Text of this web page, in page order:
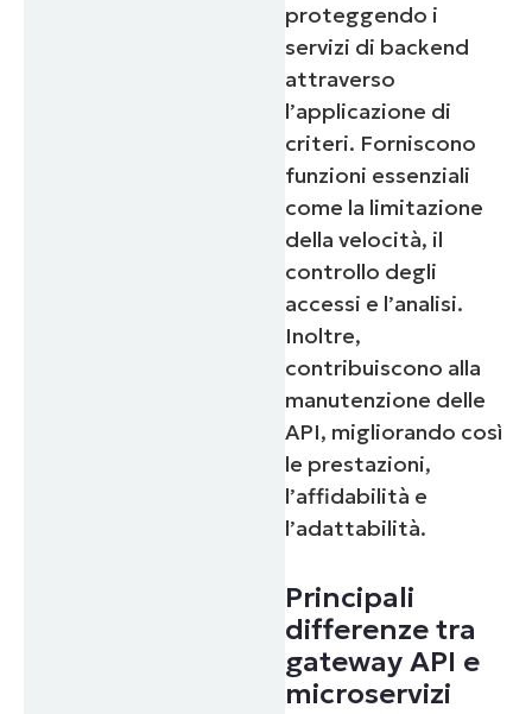
proteggendo i
servizi di backend
attraverso
l’applicazione di
criteri. Forniscono
funzioni essenziali
come la limitazione
della velocità, il
controllo degli
accessi e l’analisi.
Inoltre,
contribuiscono alla
manutenzione delle
API, migliorando così
le prestazioni,
l’affidabilità e
l’adattabilità.
Principali
differenze tra
gateway API e
microservizi